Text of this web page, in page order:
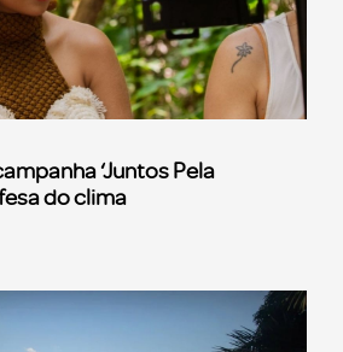
‘Juntos Pela
do clima